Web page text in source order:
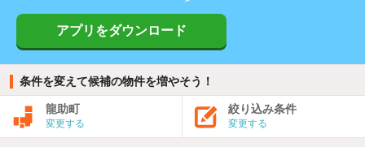
アプリをダウンロード
条件を変えて候補の物件を増やそう！
龍助町
変更する
絞り込み条件
変更する